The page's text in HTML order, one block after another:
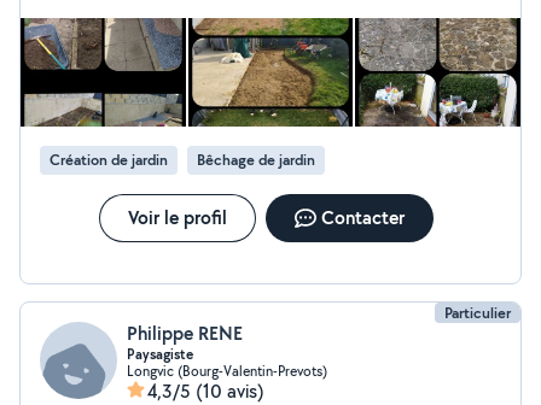
Création de jardin Bêchage de jardin
Voir le profil Contacter
Particulier
Philippe RENE
Paysagiste
Longvic (Bourg-Valentin-Prevots)
4,3/5 (10 avis)